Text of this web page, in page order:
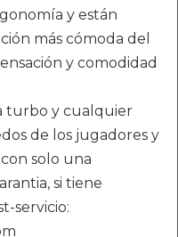
y están
más cómoda del
y comodidad
turbo y cualquier
de los jugadores y
solo una
si tiene
servicio: